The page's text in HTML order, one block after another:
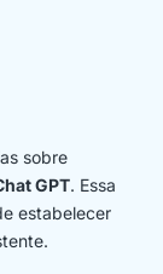
sobre
GPT. Essa
estabelecer